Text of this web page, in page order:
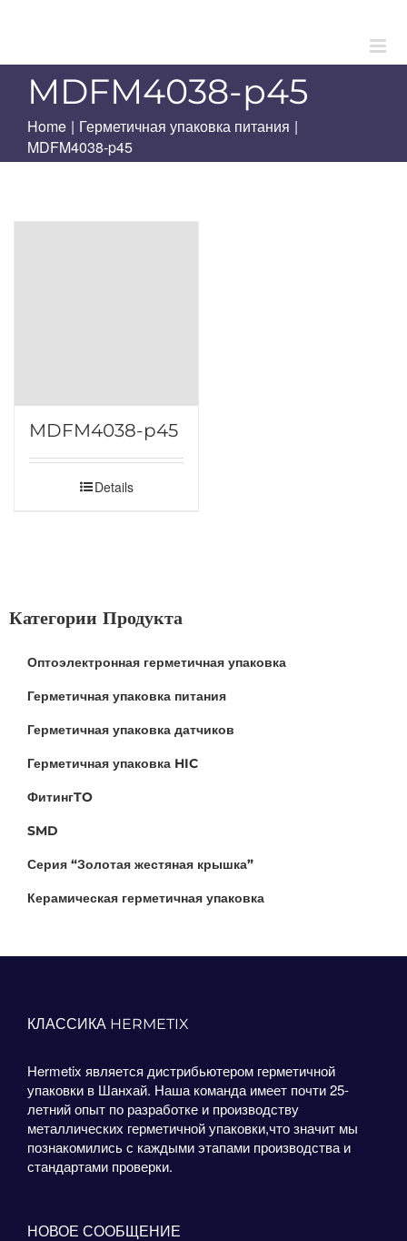
MDFM4038-p45
Home | Герметичная упаковка питания |
MDFM4038-p45
MDFM4038-p45
Details
Категории Продукта
Оптоэлектронная герметичная упаковка
Герметичная упаковка питания
Герметичная упаковка датчиков
Герметичная упаковка HIC
ФитингTO
SMD
Серия “Золотая жестяная крышка”
Керамическая герметичная упаковка
КЛАССИКА HERMETIX
Hermetix является дистрибьютером герметичной
упаковки в Шанхай. Наша команда имеет почти 25-
летний опыт по разработке и производству
металлических герметичной упаковки,что значит мы
познакомились с каждыми этапами производства и
стандартами проверки.
НОВОЕ СООБЩЕНИЕ